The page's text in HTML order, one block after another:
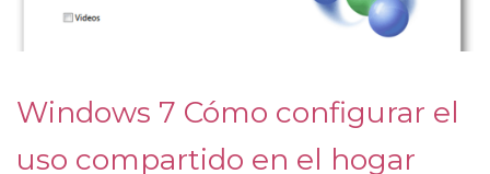
Windows 7 Cómo configurar el
uso compartido en el hogar